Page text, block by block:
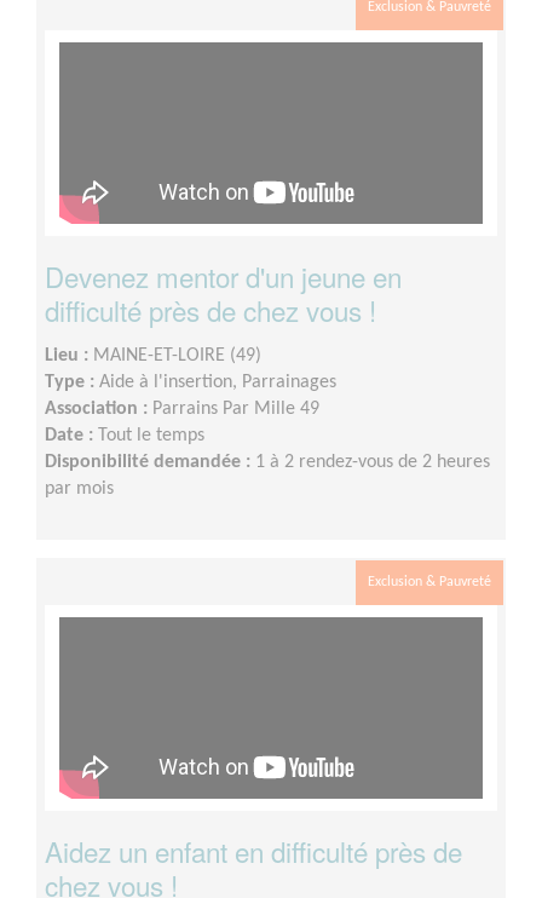
Exclusion & Pauvreté
Devenez mentor d'un jeune en
difficulté près de chez vous !
Lieu : MAINE-ET-LOIRE (49)
Type : Aide à l'insertion, Parrainages
Association : Parrains Par Mille 49
Date :
Tout le temps
Disponibilité demandée : 1 à 2 rendez-vous de 2 heures
par mois
Exclusion & Pauvreté
Aidez un enfant en difficulté près de
chez vous !